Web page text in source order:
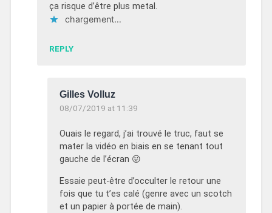
ça risque d’être plus metal.
chargement…
REPLY
Gilles Volluz
08/07/2019 at 11:39
Ouais le regard, j’ai trouvé le truc, faut se
mater la vidéo en biais en se tenant tout
gauche de l’écran 😛
Essaie peut-être d’occulter le retour une
fois que tu t’es calé (genre avec un scotch
et un papier à portée de main).